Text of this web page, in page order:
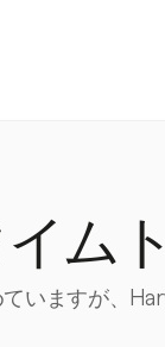
イム
いますが、